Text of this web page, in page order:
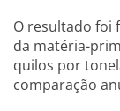
O resultado foi
da matéria-
quilos por
comparação